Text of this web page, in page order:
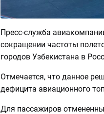
Пресс-служба
сокращении частоты
городов Узбекистана в
Отмечается, что данное
дефицита авиационного
Для пассажиров